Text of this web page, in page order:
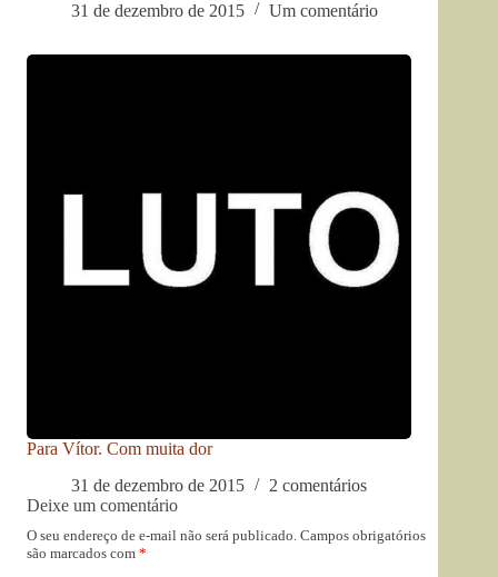
31 de dezembro de 2015
Um comentário
Para Vítor. Com muita dor
31 de dezembro de 2015
2 comentários
Deixe um comentário
O seu endereço de e-mail não será publicado. Campos obrigatórios
são marcados com *